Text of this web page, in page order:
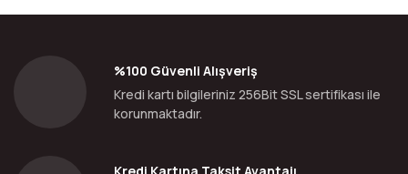
%100 Güvenli Alışveriş
Kredi kartı bilgileriniz 256Bit SSL sertifikası ile
korunmaktadır.